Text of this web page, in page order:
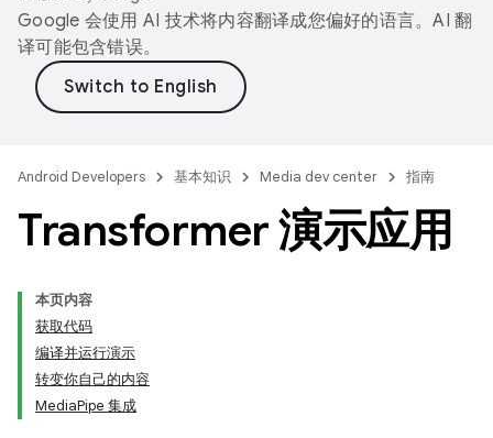
Google 会使用 AI 技术将内容翻译成您偏好的语言。AI 翻
译可能包含错误。
Android Developers 基本知识 Media dev center 指南
Transformer 演示应用
本页内容
获取代码
编译并运行演示
转变你自己的内容
MediaPipe 集成